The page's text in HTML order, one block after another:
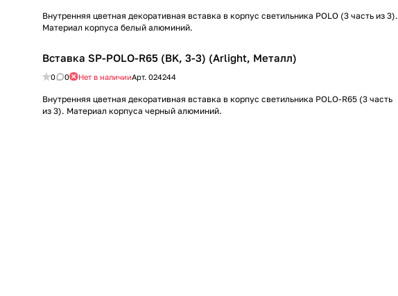
Внутренняя цветная декоративная вставка в корпус светильника POLO (3 часть из 3).
Материал корпуса белый алюминий.
Вставка SP-POLO-R65 (BK, 3-3) (Arlight, Металл)
0 0 Нет в наличииАрт. 024244
Внутренняя цветная декоративная вставка в корпус светильника POLO-R65 (3 часть
из 3). Материал корпуса черный алюминий.